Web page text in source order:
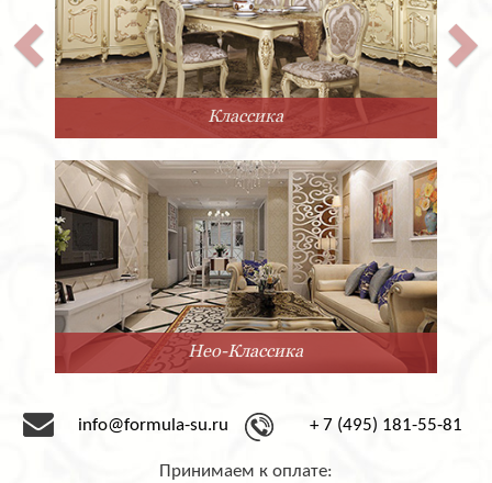
Классика
Нео-Классика
info@formula-su.ru + 7 (495) 181-55-81
Принимаем к оплате: